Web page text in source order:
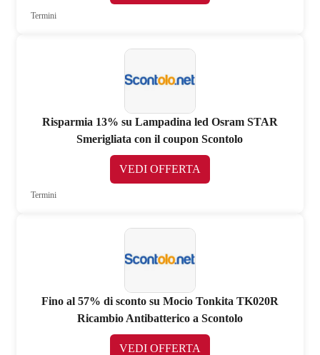
Termini
Risparmia 13% su Lampadina led Osram STAR
Smerigliata con il coupon Scontolo
VEDI OFFERTA
Termini
Fino al 57% di sconto su Mocio Tonkita TK020R
Ricambio Antibatterico a Scontolo
VEDI OFFERTA